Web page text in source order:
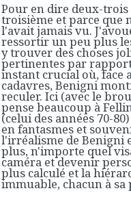
Pour en dire deux-trois
troisième et parce que
l'avait jamais vu.
ressortir un peu plus
y trouver des choses
pertinentes par
instant crucial où, face
cadavres, Benigni
reculer. Ici (avec le
pense beaucoup à
(celui des années 70-
en fantasmes et
l'irréalisme de Benigni
plus, n'importe quel
caméra et devenir
plus calculé et la
immuable, chacun à